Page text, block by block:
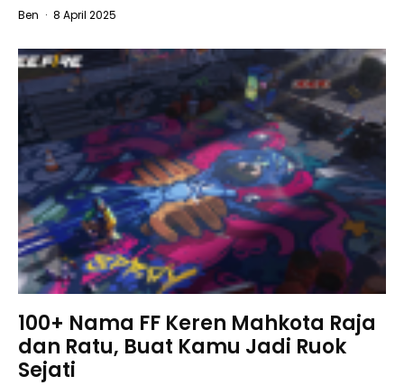
Ben · 8 April 2025
100+ Nama FF Keren Mahkota Raja
dan Ratu, Buat Kamu Jadi Ruok
Sejati